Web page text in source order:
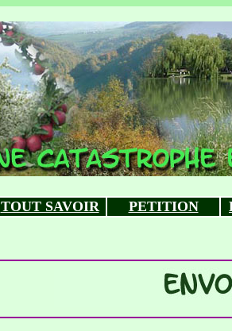
TOUT SAVOIR PETITION